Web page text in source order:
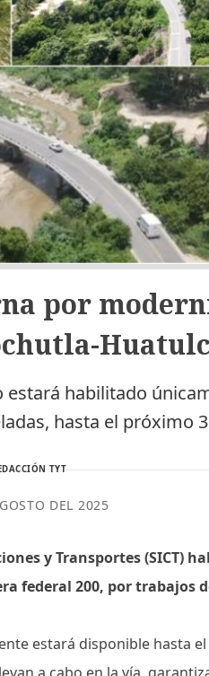
por
estará habilitado
hasta el próximo
TYT
DEL 2025
y Transportes (SICT)
federal 200, por trabajos
estará disponible hasta